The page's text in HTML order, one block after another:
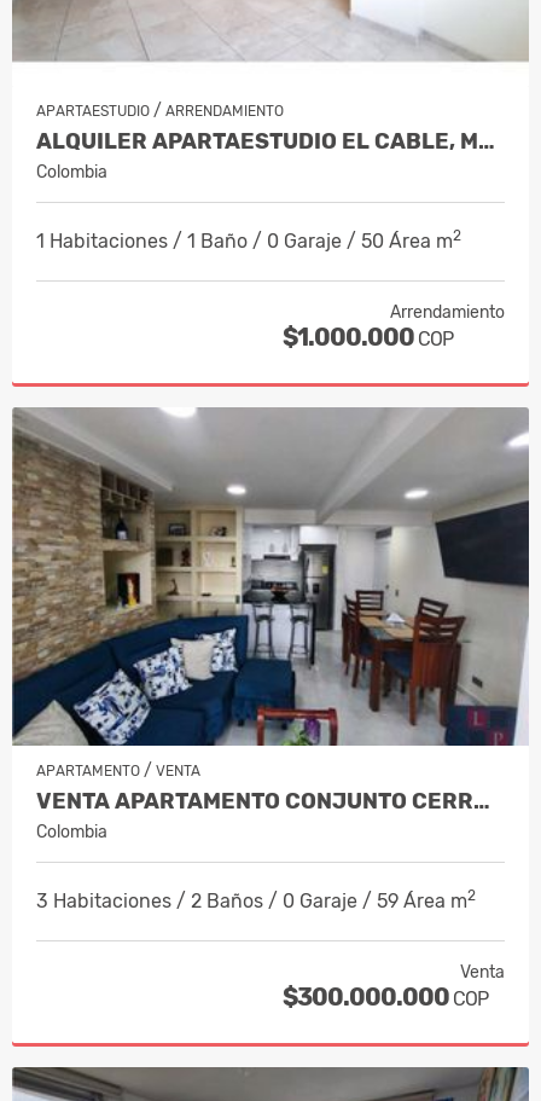
APARTAESTUDIO / ARRENDAMIENTO
ALQUILER APARTAESTUDIO EL CABLE, MANI…
Colombia
1 Habitaciones / 1 Baño / 0 Garaje / 50 Área m2
Arrendamiento
$1.000.000 COP
APARTAMENTO / VENTA
VENTA APARTAMENTO CONJUNTO CERRADO SE…
Colombia
3 Habitaciones / 2 Baños / 0 Garaje / 59 Área m2
Venta
$300.000.000 COP